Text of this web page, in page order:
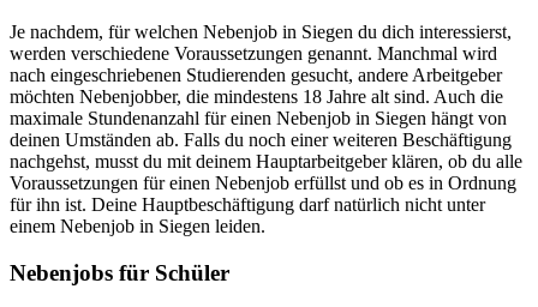
Je nachdem, für welchen Nebenjob in Siegen du dich interessierst,
werden verschiedene Voraussetzungen genannt. Manchmal wird
nach eingeschriebenen Studierenden gesucht, andere Arbeitgeber
möchten Nebenjobber, die mindestens 18 Jahre alt sind. Auch die
maximale Stundenanzahl für einen Nebenjob in Siegen hängt von
deinen Umständen ab. Falls du noch einer weiteren Beschäftigung
nachgehst, musst du mit deinem Hauptarbeitgeber klären, ob du alle
Voraussetzungen für einen Nebenjob erfüllst und ob es in Ordnung
für ihn ist. Deine Hauptbeschäftigung darf natürlich nicht unter
einem Nebenjob in Siegen leiden.
Nebenjobs für Schüler